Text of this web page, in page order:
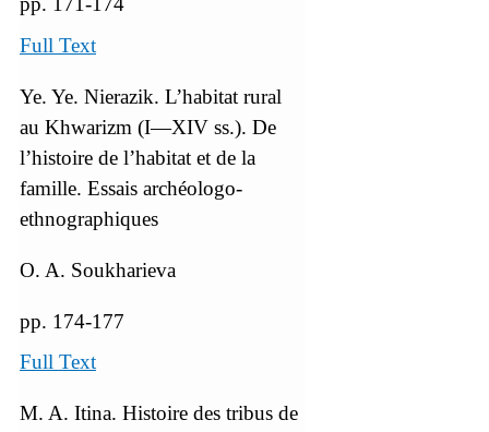
Full Text
Ye. Ye. Nierazik. L’habitat rural
au Khwarizm (I—XIV ss.). De
l’histoire de l’habitat et de la
famille. Essais archéologo-
ethnographiques
O. A. Soukharieva
pp. 174-177
Full Text
M. A. Itina. Histoire des tribus de